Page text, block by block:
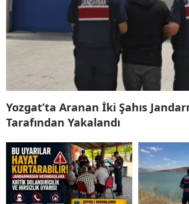
Yozgat’ta Aranan İki Şahıs
Tarafından Yakalandı